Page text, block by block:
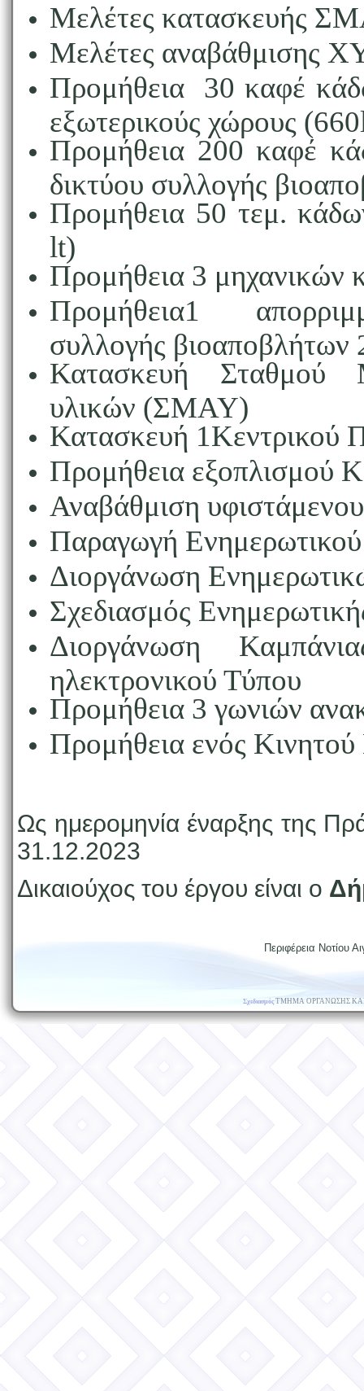
Μελέτες κατασκευής
Μελέτες αναβάθμισης
Προμήθεια 30 καφέ
εξωτερικούς χώρους
Προμήθεια 200 καφέ
δικτύου συλλογής
Προμήθεια 50 τεμ.
lt)
Προμήθεια 3 μηχανικών
Προμήθεια1
συλλογής βιοαποβλήτων
Κατασκευή Σταθμού
υλικών (ΣMAY)
Κατασκευή 1Κεντρικού
Προμήθεια εξοπλισμού
Αναβάθμιση
Παραγωγή
Διοργάνωση
Σχεδιασμός
Διοργάνωση
ηλεκτρονικού Τύπου
Προμήθεια 3 γωνιών
Προμήθεια ενός
Ως ημερομηνία έναρξης της
31.12.2023
Δικαιούχος του έργου είναι ο
Περιφέρεια Νοτίου
ΣχεδιασμόςΤΜΗΜΑ ΟΡΓΑΝΩΣΗΣ